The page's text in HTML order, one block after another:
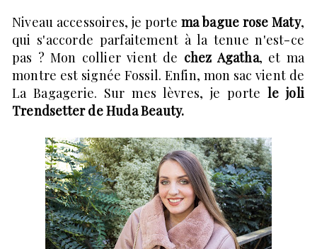
Niveau accessoires, je portema bague rose Maty,
qui s'accorde parfaitement à la tenue n'est-ce
pas ? Mon collier vient de chez Agatha, et ma
montre est signée Fossil. Enfin, mon sac vient de
La Bagagerie. Sur mes lèvres, je porte le joli
Trendsetter de Huda Beauty.